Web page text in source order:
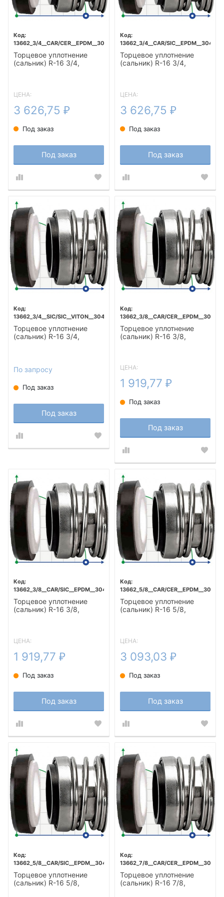
13662_3/4__CAR/CER__EPDM__304
Торцевое уплотнение
(сальник) R-16 3/4,
ЦЕНА:
3 626,75 ₽
Под заказ
Под заказ
13662_3/4__CAR/SIC__EPDM__304
Торцевое уплотнение
(сальник) R-16 3/4,
ЦЕНА:
3 626,75 ₽
Под заказ
Под заказ
13662_3/4__SIC/SIC__VITON__304
Торцевое уплотнение
(сальник) R-16 3/4,
По запросу
Под заказ
Под заказ
13662_3/8__CAR/CER__EPDM__304
Торцевое уплотнение
(сальник) R-16 3/8,
ЦЕНА:
1 919,77 ₽
Под заказ
Под заказ
13662_3/8__CAR/SIC__EPDM__304
Торцевое уплотнение
(сальник) R-16 3/8,
ЦЕНА:
1 919,77 ₽
Под заказ
Под заказ
13662_5/8__CAR/CER__EPDM__304
Торцевое уплотнение
(сальник) R-16 5/8,
ЦЕНА:
3 093,03 ₽
Под заказ
Под заказ
13662_5/8__CAR/SIC__EPDM__304
Торцевое уплотнение
(сальник) R-16 5/8,
13662_7/8__CAR/CER__EPDM__304
Торцевое уплотнение
(сальник) R-16 7/8,